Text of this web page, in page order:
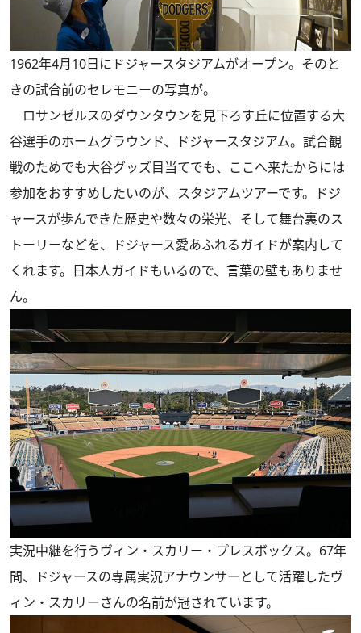
1962年4月10日にドジャースタジアムがオープン。そのと
きの試合前のセレモニーの写真が。
ロサンゼルスのダウンタウンを見下ろす丘に位置する大
谷選手のホームグラウンド、ドジャースタジアム。試合観
戦のためでも大谷グッズ目当てでも、ここへ来たからには
参加をおすすめしたいのが、スタジアムツアーです。ドジ
ャースが歩んできた歴史や数々の栄光、そして舞台裏のス
トーリーなどを、ドジャース愛あふれるガイドが案内して
くれます。日本人ガイドもいるので、言葉の壁もありませ
ん。
実況中継を行うヴィン・スカリー・プレスボックス。67年
間、ドジャースの専属実況アナウンサーとして活躍したヴ
ィン・スカリーさんの名前が冠されています。